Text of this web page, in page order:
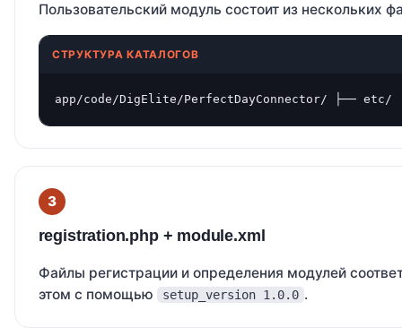
Пользовательский модуль состоит из нескольких
СТРУКТУРА КАТАЛОГОВ
app/code/DigElite/PerfectDayConnector/ ├── etc/
registration.php + module.xml
Файлы регистрации и определения модулей
этом с помощью
setup_version 1.0.0 .